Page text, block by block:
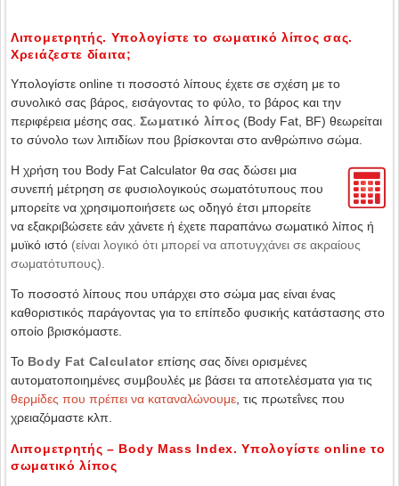
Λιπομετρητής. Υπολογίστε το σωματικό λίπος σας.
Χρειάζεστε δίαιτα;
Υπολογίστε online τι ποσοστό λίπους έχετε σε σχέση με το
συνολικό σας βάρος, εισάγοντας το φύλο, το βάρος και την
περιφέρεια μέσης σας. Σωματικό λίπος (Body Fat, BF) θεωρείται
το σύνολο των λιπιδίων που βρίσκονται στο ανθρώπινο σώμα.
Η χρήση του Body Fat Calculator θα σας δώσει μια
συνεπή μέτρηση σε φυσιολογικούς σωματότυπους που
μπορείτε να χρησιμοποιήσετε ως οδηγό έτσι μπορείτε
να εξακριβώσετε εάν χάνετε ή έχετε παραπάνω σωματικό λίπος ή
μυϊκό ιστό (είναι λογικό ότι μπορεί να αποτυγχάνει σε ακραίους
σωματότυπους).
Το ποσοστό λίπους που υπάρχει στο σώμα μας είναι ένας
καθοριστικός παράγοντας για το επίπεδο φυσικής κατάστασης στο
οποίο βρισκόμαστε.
Το Body Fat Calculatorεπίσης σας δίνει ορισμένες
αυτοματοποιημένες συμβουλές με βάσει τα αποτελέσματα για τις
θερμίδες που πρέπει να καταναλώνουμε , τις πρωτεΐνες που
χρειαζόμαστε κλπ.
Λιπομετρητής – Body Mass Index. Υπολογίστε online το
σωματικό λίπος